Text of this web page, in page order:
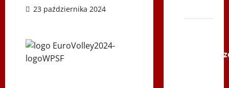
23 października 2024